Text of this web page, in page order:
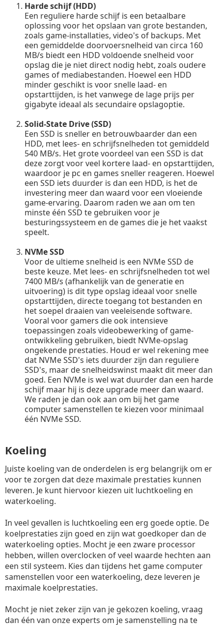
Harde schijf (HDD)
Een reguliere harde schijf is een betaalbare
oplossing voor het opslaan van grote bestanden,
zoals game-installaties, video's of backups. Met
een gemiddelde doorvoersnelheid van circa 160
MB/s biedt een HDD voldoende snelheid voor
opslag die je niet direct nodig hebt, zoals oudere
games of mediabestanden. Hoewel een HDD
minder geschikt is voor snelle laad- en
opstarttijden, is het vanwege de lage prijs per
gigabyte ideaal als secundaire opslagoptie.
Solid-State Drive (SSD)
Een SSD is sneller en betrouwbaarder dan een
HDD, met lees- en schrijfsnelheden tot gemiddeld
540 MB/s. Het grote voordeel van een SSD is dat
deze zorgt voor veel kortere laad- en opstarttijden,
waardoor je pc en games sneller reageren. Hoewel
een SSD iets duurder is dan een HDD, is het de
investering meer dan waard voor een vloeiende
game-ervaring. Daarom raden we aan om ten
minste één SSD te gebruiken voor je
besturingssysteem en de games die je het vaakst
speelt.
NVMe SSD
Voor de ultieme snelheid is een NVMe SSD de
beste keuze. Met lees- en schrijfsnelheden tot wel
7400 MB/s (afhankelijk van de generatie en
uitvoering) is dit type opslag ideaal voor snelle
opstarttijden, directe toegang tot bestanden en
het soepel draaien van veeleisende software.
Vooral voor gamers die ook intensieve
toepassingen zoals videobewerking of game-
ontwikkeling gebruiken, biedt NVMe-opslag
ongekende prestaties. Houd er wel rekening mee
dat NVMe SSD's iets duurder zijn dan reguliere
SSD's, maar de snelheidswinst maakt dit meer dan
goed. Een NVMe is wel wat duurder dan een harde
schijf maar hij is deze upgrade meer dan waard.
We raden je dan ook aan om bij het game
computer samenstellen te kiezen voor minimaal
één NVMe SSD.
Koeling
Juiste koeling van de onderdelen is erg belangrijk om er
voor te zorgen dat deze maximale prestaties kunnen
leveren. Je kunt hiervoor kiezen uit luchtkoeling en
waterkoeling.
In veel gevallen is luchtkoeling een erg goede optie. De
koelprestaties zijn goed en zijn wat goedkoper dan de
waterkoeling opties. Mocht je een zware processor
hebben, willen overclocken of veel waarde hechten aan
een stil systeem. Kies dan tijdens het game computer
samenstellen voor een waterkoeling, deze leveren je
maximale koelprestaties.
Mocht je niet zeker zijn van je gekozen koeling, vraag
dan één van onze experts om je samenstelling na te